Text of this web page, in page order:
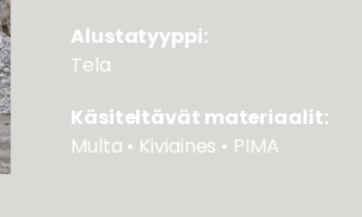
Alustatyyppi:
Tela
Käsiteltävät materiaalit:
Multa • Kiviaines • PIMA